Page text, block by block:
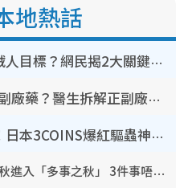
地熱話
裝修拆鐵閘隨時變賊人目標？網民揭2大關鍵用途：裝新式等於白裝？附新舊鐵閘分別
網傳公院改用內地/副廠藥？醫生拆解正副廠分別 揭4類人換藥隨時出事
怕蟲人士夏日救星！日本3COINS爆紅驅蟲神器$45起 1招「全程免觸碰」輕鬆搞定小強
立秋2026｜8月7日立秋進入「多事之秋」 3件事唔做得！專家教6招開運 清枱頭／銀包納氣接好運